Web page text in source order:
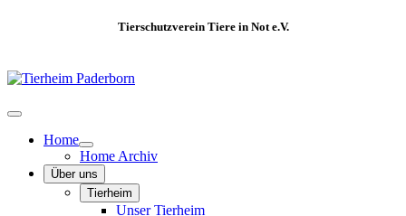
Tierschutzverein Tiere in Not e.V.
Home
Home Archiv
Über uns
Tierheim
Unser Tierheim